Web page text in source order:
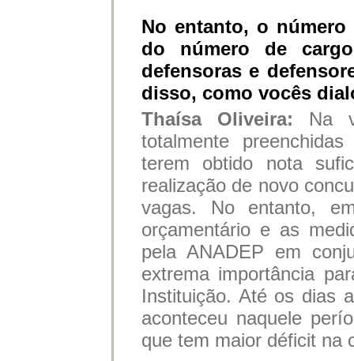
No entanto, o número
do número de
defensoras e
disso, como vocês
Thaísa Oliveira: Na
totalmente
terem obtido nota
realização de novo
vagas. No entanto,
orçamentário e as
pela ANADEP em
extrema importância
Instituição. Até os dias
aconteceu naquele
que tem maior déficit na